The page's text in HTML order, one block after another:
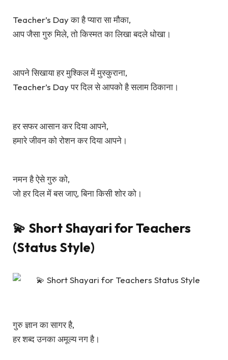
Teacher’s Day का है प्यारा सा मौका,
आप जैसा गुरु मिले, तो किस्मत का लिखा बदले धोखा।
आपने सिखाया हर मुश्किल में मुस्कुराना,
Teacher’s Day पर दिल से आपको है सलाम ठिकाना।
हर सफर आसान कर दिया आपने,
हमारे जीवन को रोशन कर दिया आपने।
नमन है ऐसे गुरु को,
जो हर दिल में बस जाए, बिना किसी शोर को।
💫 Short Shayari for Teachers
(Status Style)
गुरु ज्ञान का सागर है,
हर शब्द उनका अमूल्य नग है।